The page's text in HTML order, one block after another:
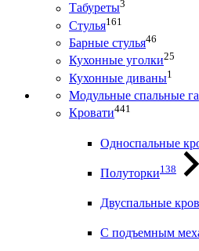
Табуреты3
Стулья161
Барные стулья46
Кухонные уголки25
Кухонные диваны1
Модульные спальные
Кровати441
Односпальные
Полуторки138
Двуспальные
С подъемным